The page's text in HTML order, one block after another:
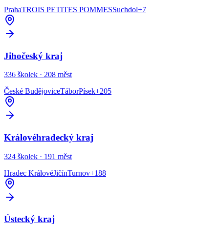
PrahaTROIS PETITES POMMESSuchdol+7
Jihočeský kraj
336 školek · 208 měst
České BudějoviceTáborPísek+205
Královéhradecký kraj
324 školek · 191 měst
Hradec KrálovéJičínTurnov+188
Ústecký kraj